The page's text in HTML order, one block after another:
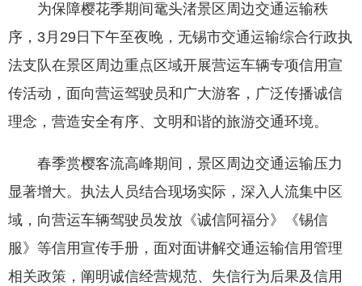
为保障樱花季期间鼋头渚景区周边交通运输秩
序，3月29日下午至夜晚，无锡市交通运输综合行政执
法支队在景区周边重点区域开展营运车辆专项信用宣
传活动，面向营运驾驶员和广大游客，广泛传播诚信
理念，营造安全有序、文明和谐的旅游交通环境。
春季赏樱客流高峰期间，景区周边交通运输压力
显著增大。执法人员结合现场实际，深入人流集中区
域，向营运车辆驾驶员发放《诚信阿福分》《锡信
服》等信用宣传手册，面对面讲解交通运输信用管理
相关政策，阐明诚信经营规范、失信行为后果及信用